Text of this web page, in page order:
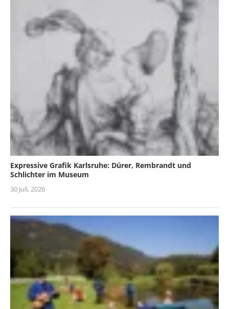
Expressive Grafik Karlsruhe: Dürer, Rembrandt und
Schlichter im Museum
30 Juli, 2026